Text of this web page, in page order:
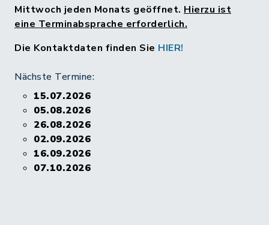
Mittwoch jeden Monats geöffnet. Hierzu ist
eine Terminabsprache erforderlich.
Die Kontaktdaten finden Sie HIER!
Nächste Termine:
15.07.2026
05.08.2026
26.08.2026
02.09.2026
16.09.2026
07.10.2026